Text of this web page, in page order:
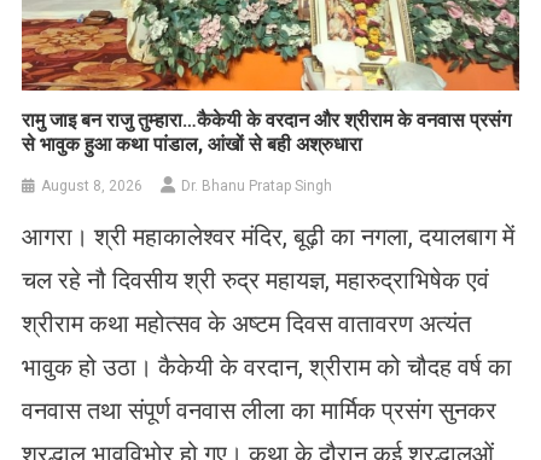
रामु जाइ बन राजु तुम्हारा…कैकेयी के वरदान और श्रीराम के वनवास प्रसंग
से भावुक हुआ कथा पांडाल, आंखों से बही अश्रुधारा
August 8, 2026 Dr. Bhanu Pratap Singh
आगरा। श्री महाकालेश्वर मंदिर, बूढ़ी का नगला, दयालबाग में
चल रहे नौ दिवसीय श्री रुद्र महायज्ञ, महारुद्राभिषेक एवं
श्रीराम कथा महोत्सव के अष्टम दिवस वातावरण अत्यंत
भावुक हो उठा। कैकेयी के वरदान, श्रीराम को चौदह वर्ष का
वनवास तथा संपूर्ण वनवास लीला का मार्मिक प्रसंग सुनकर
श्रद्धालु भावविभोर हो गए। कथा के दौरान कई श्रद्धालुओं